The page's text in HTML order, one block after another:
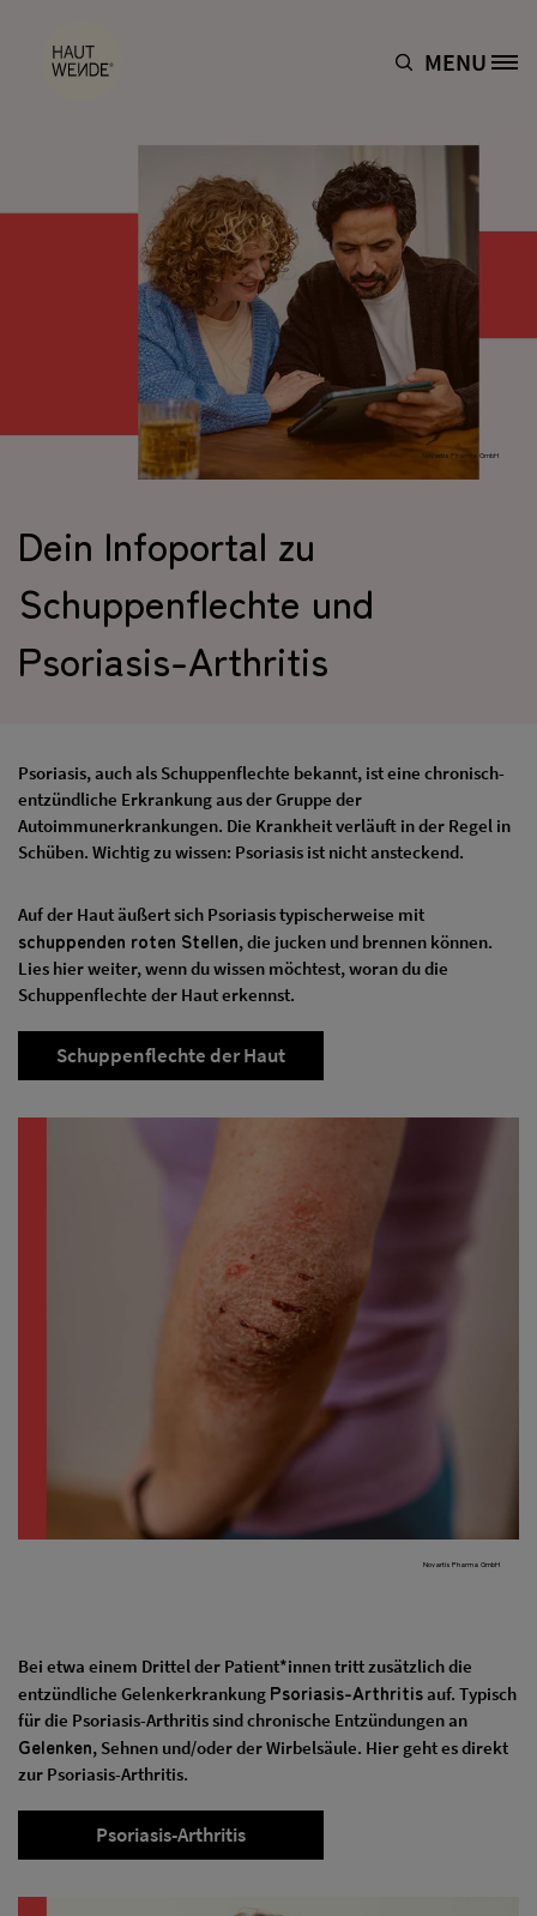
Site Logo MENU
Novartis Pharma GmbH
Dein Infoportal zu
Schuppenflechte und
Psoriasis-Arthritis
Psoriasis, auch als Schuppenflechte bekannt, ist eine chronisch-
entzündliche Erkrankung aus der Gruppe der
Autoimmunerkrankungen. Die Krankheit verläuft in der Regel in
Schüben. Wichtig zu wissen: Psoriasis ist nicht ansteckend.
Auf der Haut äußert sich Psoriasis typischerweise mit
schuppenden roten Stellen, die jucken und brennen können.
Lies hier weiter, wenn du wissen möchtest, woran du die
Schuppenflechte der Haut erkennst.
Schuppenflechte der Haut
Novartis Pharma GmbH
Bei etwa einem Drittel der Patient*innen tritt zusätzlich die
entzündliche Gelenkerkrankung Psoriasis-Arthritisauf. Typisch
für die Psoriasis-Arthritis sind chronische Entzündungen an
Gelenken, Sehnen und/oder der Wirbelsäule. Hier geht es direkt
zur Psoriasis-Arthritis.
Psoriasis-Arthritis